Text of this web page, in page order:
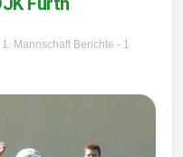
1. Mannschaft Berichte - 1